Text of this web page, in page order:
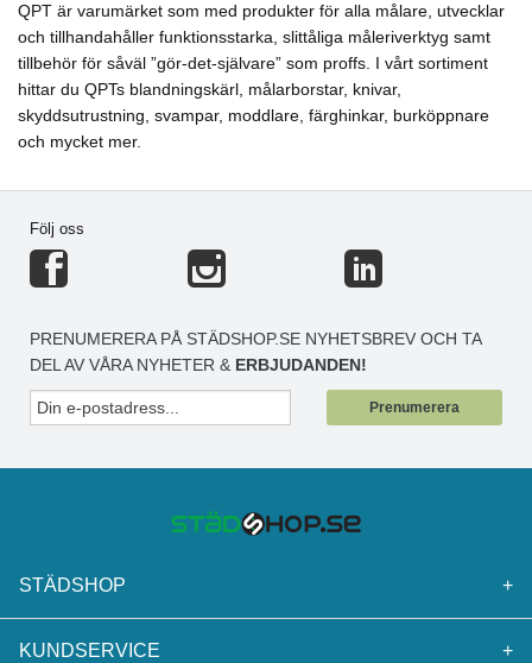
QPT är varumärket som med produkter för alla målare, utvecklar
och tillhandahåller funktionsstarka, slittåliga måleriverktyg samt
tillbehör för såväl ”gör-det-självare” som proffs. I vårt sortiment
hittar du QPTs blandningskärl, målarborstar, knivar,
skyddsutrustning, svampar, moddlare, färghinkar, burköppnare
och mycket mer.
Följ oss
PRENUMERERA PÅ STÄDSHOP.SE NYHETSBREV OCH TA
DEL AV VÅRA NYHETER & ERBJUDANDEN!
Prenumerera
STÄDSHOP +
KUNDSERVICE +